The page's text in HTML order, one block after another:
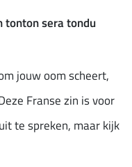
tonton sera tondu
jouw oom scheert,
Franse zin is voor
te spreken, maar kijk